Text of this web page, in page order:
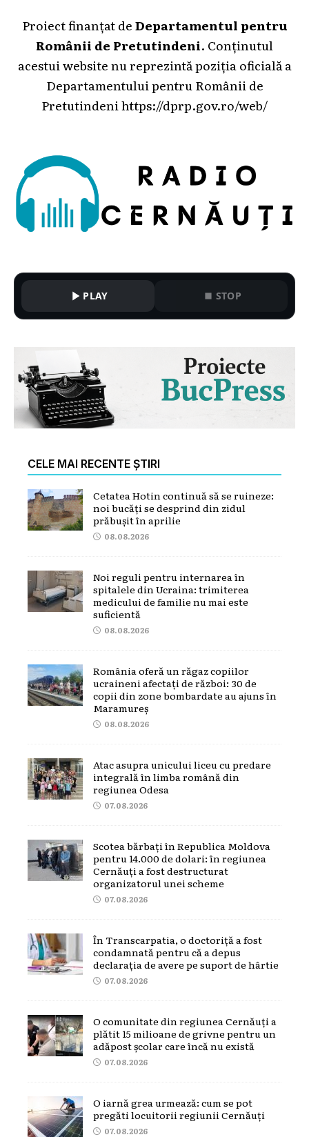
Proiect finanțat deDepartamentul pentru
Românii de Pretutindeni. Conținutul
acestui website nu reprezintă poziția oficială a
Departamentului pentru Românii de
Pretutindeni https://dprp.gov.ro/web/
PLAY STOP
CELE MAI RECENTE ȘTIRI
Cetatea Hotin continuă să se ruineze:
noi bucăți se desprind din zidul
prăbușit în aprilie
08.08.2026
Noi reguli pentru internarea în
spitalele din Ucraina: trimiterea
medicului de familie nu mai este
suficientă
08.08.2026
România oferă un răgaz copiilor
ucraineni afectați de război: 30 de
copii din zone bombardate au ajuns în
Maramureș
08.08.2026
Atac asupra unicului liceu cu predare
integrală în limba română din
regiunea Odesa
07.08.2026
Scotea bărbați în Republica Moldova
pentru 14.000 de dolari: în regiunea
Cernăuți a fost destructurat
organizatorul unei scheme
07.08.2026
În Transcarpatia, o doctoriță a fost
condamnată pentru că a depus
declarația de avere pe suport de hârtie
07.08.2026
O comunitate din regiunea Cernăuți a
plătit 15 milioane de grivne pentru un
adăpost școlar care încă nu există
07.08.2026
O iarnă grea urmează: cum se pot
pregăti locuitorii regiunii Cernăuți
07.08.2026